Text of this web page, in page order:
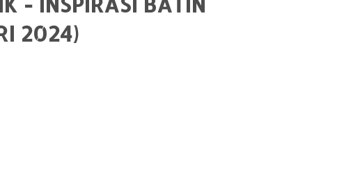
2024)